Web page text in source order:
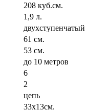
208 куб.см.
1,9 л.
двухступенчатый
61 см.
53 см.
до 10 метров
6
2
цепь
33х13см.